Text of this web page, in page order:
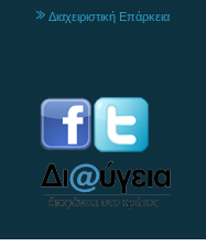
Διαχειριστική Επάρκεια